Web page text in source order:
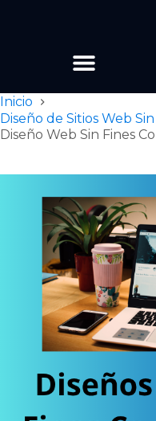
Inicio
Diseño de Sitios Web
Diseño Web Sin Fines